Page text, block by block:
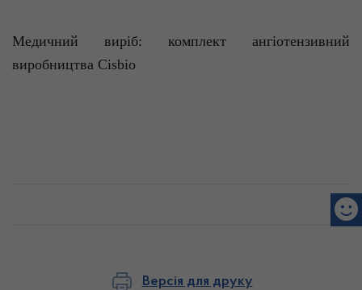
Медичний виріб: комплект ангіотензивний
виробництва Cisbio
Версія для друку